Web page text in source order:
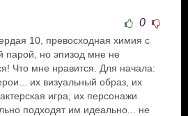
0
10, превосходная химия с
парой, но эпизод мне не
Что мне нравится. Для начала:
их визуальный образ, их
игра, их персонажи
подходят им идеально... не